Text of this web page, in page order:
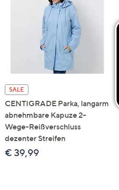
SALE
CENTIGRADE Parka, langarm
abnehmbare Kapuze 2-
Wege-Reißverschluss
dezenter Streifen
€ 39,99